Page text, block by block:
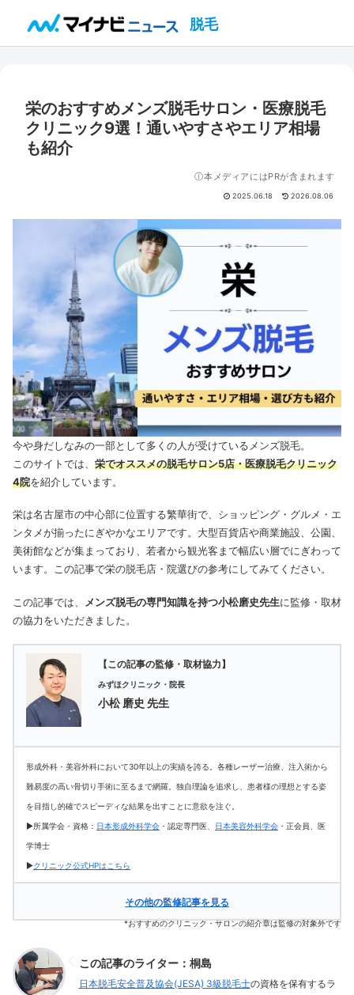
脱毛
栄のおすすめメンズ脱毛サロン・医療脱毛
クリニック9選！通いやすさやエリア相場
も紹介
ⓘ本メディアにはPRが含まれます
2025.06.18 2026.08.06
今や身だしなみの一部として多くの人が受けているメンズ脱毛。
このサイトでは、 栄でオススメの脱毛サロン5店・医療脱毛クリニック
4院を紹介しています。
栄は名古屋市の中心部に位置する繁華街で、ショッピング・グルメ・エ
ンタメが揃ったにぎやかなエリアです。大型百貨店や商業施設、公園、
美術館などが集まっており、若者から観光客まで幅広い層でにぎわって
います。この記事で栄の脱毛店・院選びの参考にしてみてください。
この記事では、 メンズ脱毛の専門知識を持つ小松磨史先生に監修・取材
の協力をいただきました。
【この記事の監修・取材協力】
みずほクリニック・院長
小松 磨史 先生
形成外科・美容外科において30年以上の実績を誇る。各種レーザー治療、注入術から
難易度の高い骨切り手術に至るまで網羅。独自理論を追求し、患者様の理想とする姿
を目指し的確でスピーディな結果を出すことに意欲を注ぐ。
▶所属学会・資格： 日本形成外科学会 ・認定専門医、 日本美容外科学会 ・正会員、医
学博士
▶クリニック公式HPはこちら
その他の監修記事を見る
*おすすめのクリニック・サロンの紹介章は監修の対象外です
この記事のライター：桐島
日本脱毛安全普及協会(JESA) 3級脱毛士の資格を保有するラ